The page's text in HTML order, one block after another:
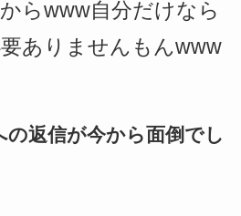
らwww自分だけなら
ありませんもんwww
返信が今から面倒でし